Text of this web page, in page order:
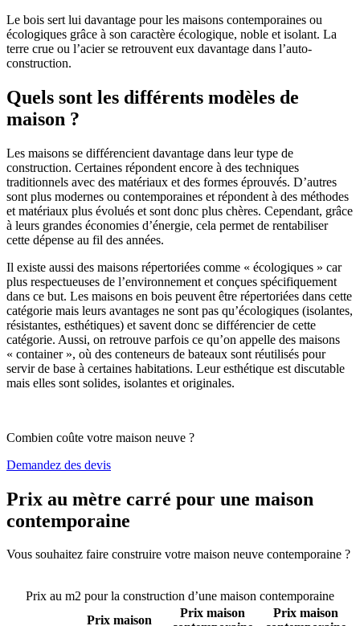
Le bois sert lui davantage pour les maisons contemporaines ou
écologiques grâce à son caractère écologique, noble et isolant. La
terre crue ou l’acier se retrouvent eux davantage dans l’auto-
construction.
Quels sont les différents modèles de
maison ?
Les maisons se différencient davantage dans leur type de
construction. Certaines répondent encore à des techniques
traditionnels avec des matériaux et des formes éprouvés. D’autres
sont plus modernes ou contemporaines et répondent à des méthodes
et matériaux plus évolués et sont donc plus chères. Cependant, grâce
à leurs grandes économies d’énergie, cela permet de rentabiliser
cette dépense au fil des années.
Il existe aussi des maisons répertoriées comme « écologiques » car
plus respectueuses de l’environnement et conçues spécifiquement
dans ce but. Les maisons en bois peuvent être répertoriées dans cette
catégorie mais leurs avantages ne sont pas qu’écologiques (isolantes,
résistantes, esthétiques) et savent donc se différencier de cette
catégorie. Aussi, on retrouve parfois ce qu’on appelle des maisons
« container », où des conteneurs de bateaux sont réutilisés pour
servir de base à certaines habitations. Leur esthétique est discutable
mais elles sont solides, isolantes et originales.
Combien coûte votre maison neuve ?
Demandez des devis
Prix au mètre carré pour une maison
contemporaine
Vous souhaitez faire construire votre maison neuve contemporaine ?
Prix au m2 pour la construction d’une maison contemporaine
Prix maison
Prix maison
Prix maison